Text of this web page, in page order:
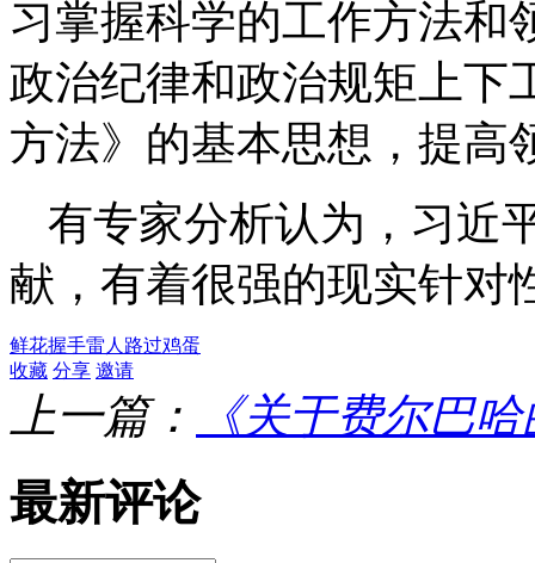
习掌握科学的工作方法和
政治纪律和政治规矩上下
方法》的基本思想，提高
有专家分析认为，习近
献，有着很强的现实针对
鲜花握手雷人 路过鸡蛋
收藏 分享 邀请
上一篇： 《关于费尔巴
最新评论